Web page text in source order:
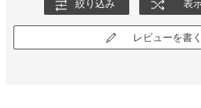
絞り込み 表
レビューを書く